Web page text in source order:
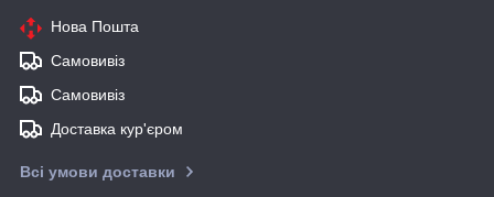
Нова Пошта
Самовивіз
Самовивіз
Доставка кур'єром
Всі умови доставки